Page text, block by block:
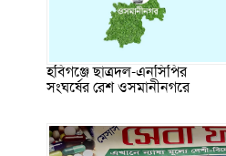
হবিগঞ্জে ছাত্রদল-এনসিপির
সংঘর্ষের রেশ ওসমানীনগরে